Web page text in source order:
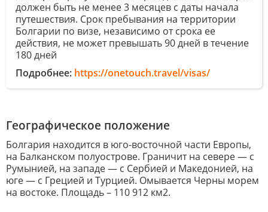
должен быть не менее 3 месяцев с даты начала
путешествия. Срок пребывания на территории
Болгарии по визе, независимо от срока ее
действия, не может превышать 90 дней в течение
180 дней
Подробнее: https://onetouch.travel/visas/
Географическое положение
Болгария находится в юго-восточной части Европы,
на Балканском полуострове. Граничит на севере — с
Румынией, на западе — с Сербией и Македонией, на
юге — с Грецией и Турцией. Омывается Черны морем
на востоке. Площадь – 110 912 км2.